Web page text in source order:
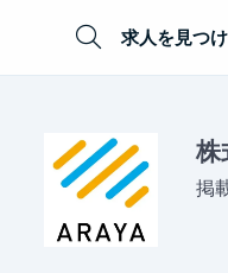
求人を見つ
株
掲